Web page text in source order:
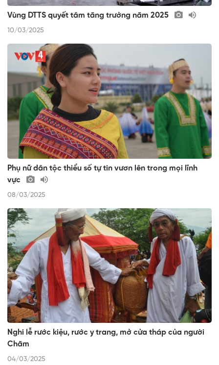
Vùng DTTS quyết tâm tăng trưởng năm 2025
10/03/2025
Phụ nữ dân tộc thiểu số tự tin vươn lên trong mọi lĩnh
vực
08/03/2025
Nghi lễ rước kiệu, rước y trang, mở cửa tháp của người
Chăm
04/03/2025